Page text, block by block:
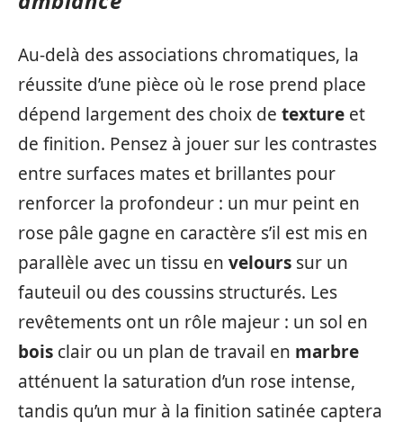
Au-delà des associations chromatiques, la
réussite d’une pièce où le rose prend place
dépend largement des choix de texture et
de finition. Pensez à jouer sur les contrastes
entre surfaces mates et brillantes pour
renforcer la profondeur : un mur peint en
rose pâle gagne en caractère s’il est mis en
parallèle avec un tissu en velours sur un
fauteuil ou des coussins structurés. Les
revêtements ont un rôle majeur : un sol en
bois clair ou un plan de travail en marbre
atténuent la saturation d’un rose intense,
tandis qu’un mur à la finition satinée captera